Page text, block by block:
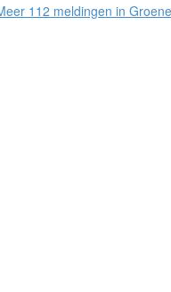
112 meldingen in